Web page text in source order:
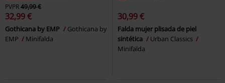
PVPR49,99 €
32,99 €
Gothicana by EMP
Gothicana by
EMP
Minifalda
30,99 €
Falda mujer plisada de piel
sintética
Urban Classics
Minifalda